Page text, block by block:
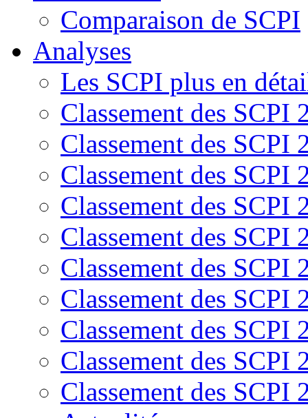
Comparaison de SCPI
Analyses
Les SCPI plus en
Classement des SCPI
Classement des SCPI
Classement des SCPI
Classement des SCPI
Classement des SCPI
Classement des SCPI
Classement des SCPI
Classement des SCPI
Classement des SCPI
Classement des SCPI